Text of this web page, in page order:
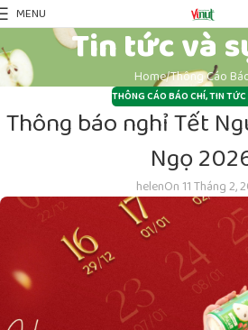
MENU
Tin tức và
Home Thông Cáo
THÔNG CÁO BÁO CHÍ,TIN
Thông báo nghỉ Tết
Ngọ
helenOn 11 Tháng 2,